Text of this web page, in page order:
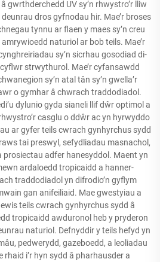
gwrthderchedd UV sy’n rhwystro’r lliw
dros gyfnodau hir. Mae’r broses
tynnu ar flaen y maes sy’n creu
naturiol ar bob teils. Mae’r
sy’n sicrhau gosodiad di-
strwythurol. Mae’r cyfansawdd
sy’n atal tân sy’n gwella’r
o gymhar â chwrach traddodiadol.
dylunio gyda sianeli llif dŵr optimol a
casglu o ddŵr ac yn hyrwyddo
ar gyfer teils cwrach gynhyrchus sydd
tai preswyl, sefydliadau masnachol,
prosiectau adfer hanesyddol. Maent yn
ardaloedd tropicaidd a hanner-
traddodiadol yn difrodio’n gyflym
gan anifeiliaid. Mae gwestyiau a
teils cwrach gynhyrchus sydd â
tropicaidd awduronol heb y pryderon
naturiol. Defnyddir y teils hefyd yn
pedwerydd, gazeboedd, a leoliadau
rhaid i’r hyn sydd â pharhausder a